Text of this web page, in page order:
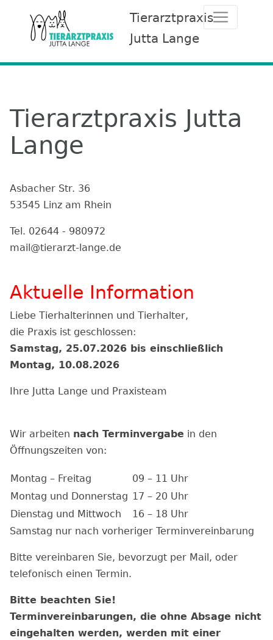
Tierarztpraxis
Jutta Lange
Tierarztpraxis Jutta
Lange
Asbacher Str. 36
53545 Linz am Rhein
Tel. 02644 - 980972
mail@tierarzt-lange.de
Aktuelle Information
Liebe Tierhalterinnen und Tierhalter,
die Praxis ist geschlossen:
Samstag, 25.07.2026 bis einschließlich
Montag, 10.08.2026
Ihre Jutta Lange und Praxisteam
Wir arbeiten nach Terminvergabe in den
Öffnungszeiten von:
Montag – Freitag
09 – 11 Uhr
Montag und Donnerstag 17 – 20 Uhr
Dienstag und Mittwoch
16 – 18 Uhr
Samstag nur nach vorheriger Terminvereinbarung
Bitte vereinbaren Sie, bevorzugt per Mail, oder
telefonisch einen Termin.
Bitte beachten Sie!
Terminvereinbarungen, die ohne Absage nicht
eingehalten werden, werden mit einer